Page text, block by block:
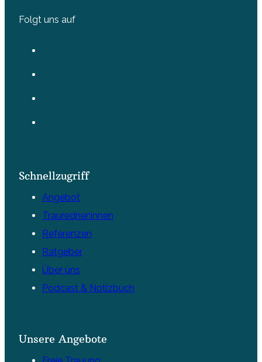
Folgt uns auf
Schnellzugriff
Angebot
Trauredner:innen
Referenzen
Ratgeber
Über uns
Podcast & Notizbuch
Unsere Angebote